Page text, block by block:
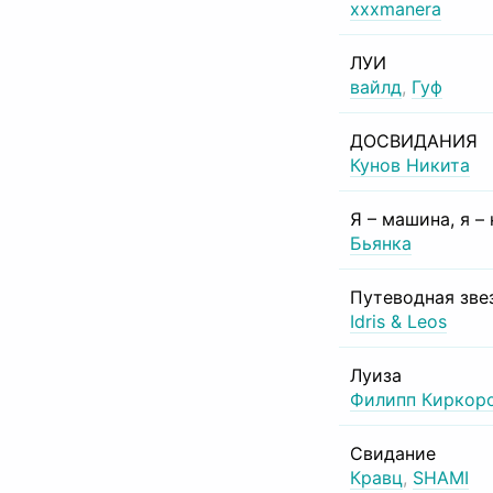
xxxmanera
ЛУИ
вайлд, Гуф
ДОСВИДАНИЯ
Кунов Никита
Я – машина, я –
Бьянка
Путеводная
Idris & Leos
Луиза
Филипп
Свидание
Кравц, SHAMI